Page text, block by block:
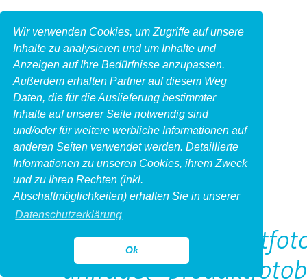
Wir verwenden Cookies, um Zugriffe auf unsere
Inhalte zu analysieren und um Inhalte und
Anzeigen auf Ihre Bedürfnisse anzupassen.
Außerdem erhalten Partner auf diesem Weg
Daten, die für die Auslieferung bestimmter
Inhalte auf unserer Seite notwendig sind
und/oder für weitere werbliche Informationen auf
anderen Seiten verwendet werden. Detaillierte
Informationen zu unseren Cookies, ihrem Zweck
und zu Ihren Rechten (inkl.
Abschaltmöglichkeiten) erhalten Sie in unserer
Datenschutzerklärung
Ok
Kontakt
http://